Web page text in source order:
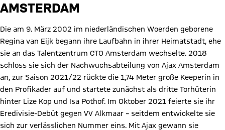
MSTERDAM
Die am 9. März 2002 im niederländischen Woerden geborene
Regina van Eijk begann ihre Laufbahn in ihrer Heimatstadt, ehe
sie an das Talentzentrum CTO Amsterdam wechselte. 2018
schloss sie sich der Nachwuchsabteilung von Ajax Amsterdam
an, zur Saison 2021/22 rückte die 1,74 Meter große Keeperin in
den Profikader auf und startete zunächst als dritte Torhüterin
hinter Lize Kop und Isa Pothof. Im Oktober 2021 feierte sie ihr
Eredivisie-Debüt gegen VV Alkmaar – seitdem entwickelte sie
sich zur verlässlichen Nummer eins. Mit Ajax gewann sie